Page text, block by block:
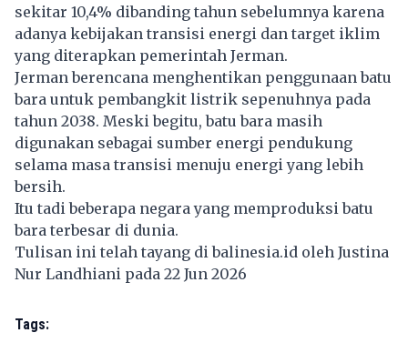
sekitar 10,4% dibanding tahun sebelumnya karena
adanya kebijakan transisi energi dan target iklim
yang diterapkan pemerintah Jerman.
Jerman berencana menghentikan penggunaan batu
bara untuk pembangkit listrik sepenuhnya pada
tahun 2038. Meski begitu, batu bara masih
digunakan sebagai sumber energi pendukung
selama masa transisi menuju energi yang lebih
bersih.
Itu tadi beberapa negara yang memproduksi batu
bara terbesar di dunia.
Tulisan ini telah tayang dibalinesia.id oleh Justina
Nur Landhiani pada 22 Jun 2026
Tags: